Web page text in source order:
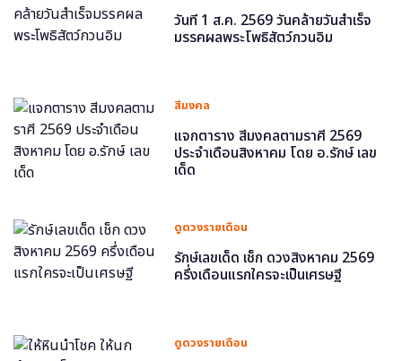
วันที่ 1 ส.ค. 2569 วันคล้ายวันสำเร็จ
มรรคผลพระโพธิสัตว์กวนอิม
สีมงคล
แจกตาราง สีมงคลตามราศี 2569
ประจำเดือนสิงหาคม โดย อ.รักษ์ เลข
เด็ด
ดูดวงรายเดือน
รักษ์เลขเด็ด เช็ก ดวงสิงหาคม 2569
ครึ่งเดือนแรกใครจะเป็นเศรษฐี
ดูดวงรายเดือน